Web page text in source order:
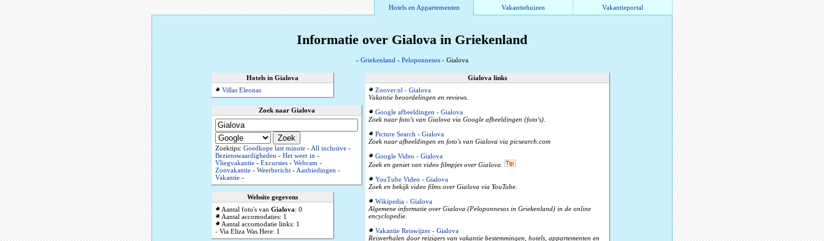
Hotels en Appartementen Vakantiehuizen Vakantieportal
Informatie over Gialova in Griekenland
- Griekenland- Peloponnesos- Gialova
Hotels in Gialova
Villas Eleonas
Zoek naar Gialova
Zoektips: Goedkope last minute -All inclusive -
Bezienswaardigheden - Het weer in -
Vliegvakantie - Excursies - Webcam -
Zonvakantie - Weerbericht -Aanbiedingen -
Vakantie -
Website gegevens
Aantal foto's van Gialova: 0
Aantal accomodaties: 1
Aantal accomodatie links: 1
- Via Eliza Was Here: 1
Gialova links
Zoover.nl - Gialova
Vakantie beoordelingen en reviews.
Google afbeeldingen - Gialova
Zoek naar foto's van Gialova via Google afbeeldingen (foto's).
Picture Search - Gialova
Zoek naar afbeeldingen en foto's van Gialova via picsearch.com
Google Video - Gialova
Zoek en geniet van video filmpjes over Gialova.
YouTube Video - Gialova
Zoek en bekijk video films over Gialova via YouTube.
Wikipedia - Gialova
Algemene informatie over Gialova (Peloponnesos in Griekenland) in de online
encyclopedie.
Vakantie Reiswijzer - Gialova
Reisverhalen door reizigers van vakantie bestemmingen, hotels, appartementen en